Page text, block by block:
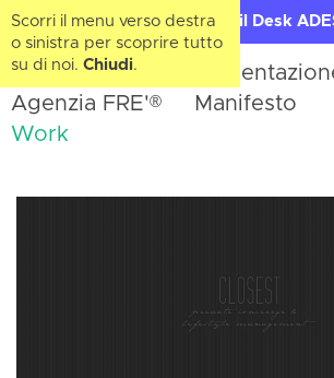
Contatta il Desk
Home
Agenzia FRE'®
Work
Manifesto
Scorri il menu verso destra
o sinistra per scoprire tutto
su di noi. Chiudi.